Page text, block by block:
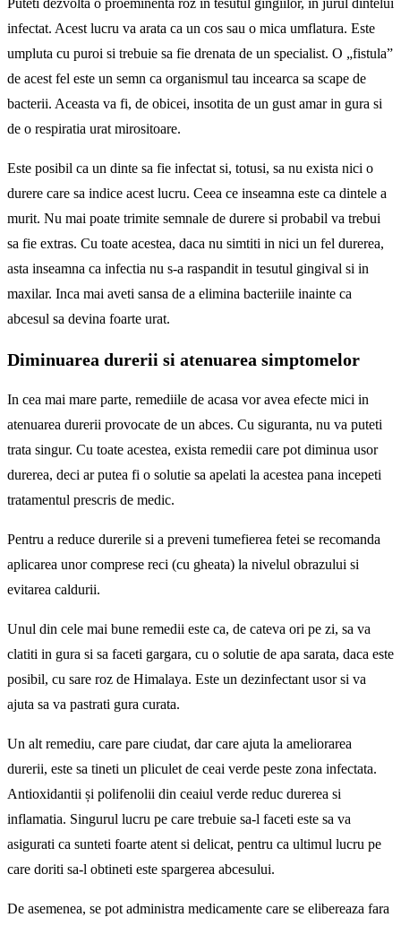
Puteti dezvolta o proeminenta roz in tesutul gingiilor, in jurul dintelui
infectat. Acest lucru va arata ca un cos sau o mica umflatura. Este
umpluta cu puroi si trebuie sa fie drenata de un specialist. O „fistula”
de acest fel este un semn ca organismul tau incearca sa scape de
bacterii. Aceasta va fi, de obicei, insotita de un gust amar in gura si
de o respiratia urat mirositoare.
Este posibil ca un dinte sa fie infectat si, totusi, sa nu exista nici o
durere care sa indice acest lucru. Ceea ce inseamna este ca dintele a
murit. Nu mai poate trimite semnale de durere si probabil va trebui
sa fie extras. Cu toate acestea, daca nu simtiti in nici un fel durerea,
asta inseamna ca infectia nu s-a raspandit in tesutul gingival si in
maxilar. Inca mai aveti sansa de a elimina bacteriile inainte ca
abcesul sa devina foarte urat.
Diminuarea durerii si atenuarea simptomelor
In cea mai mare parte, remediile de acasa vor avea efecte mici in
atenuarea durerii provocate de un abces. Cu siguranta, nu va puteti
trata singur. Cu toate acestea, exista remedii care pot diminua usor
durerea, deci ar putea fi o solutie sa apelati la acestea pana incepeti
tratamentul prescris de medic.
Pentru a reduce durerile si a preveni tumefierea fetei se recomanda
aplicarea unor comprese reci (cu gheata) la nivelul obrazului si
evitarea caldurii.
Unul din cele mai bune remedii este ca, de cateva ori pe zi, sa va
clatiti in gura si sa faceti gargara, cu o solutie de apa sarata, daca este
posibil, cu sare roz de Himalaya. Este un dezinfectant usor si va
ajuta sa va pastrati gura curata.
Un alt remediu, care pare ciudat, dar care ajuta la ameliorarea
durerii, este sa tineti un pliculet de ceai verde peste zona infectata.
Antioxidantii și polifenolii din ceaiul verde reduc durerea si
inflamatia. Singurul lucru pe care trebuie sa-l faceti este sa va
asigurati ca sunteti foarte atent si delicat, pentru ca ultimul lucru pe
care doriti sa-l obtineti este spargerea abcesului.
De asemenea, se pot administra medicamente care se elibereaza fara